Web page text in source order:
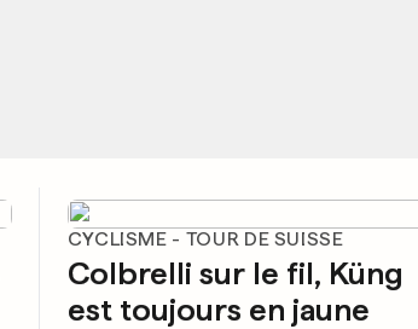
CYCLISME - TOUR DE SUISSE
Colbrelli sur le fil, Küng
est toujours en jaune